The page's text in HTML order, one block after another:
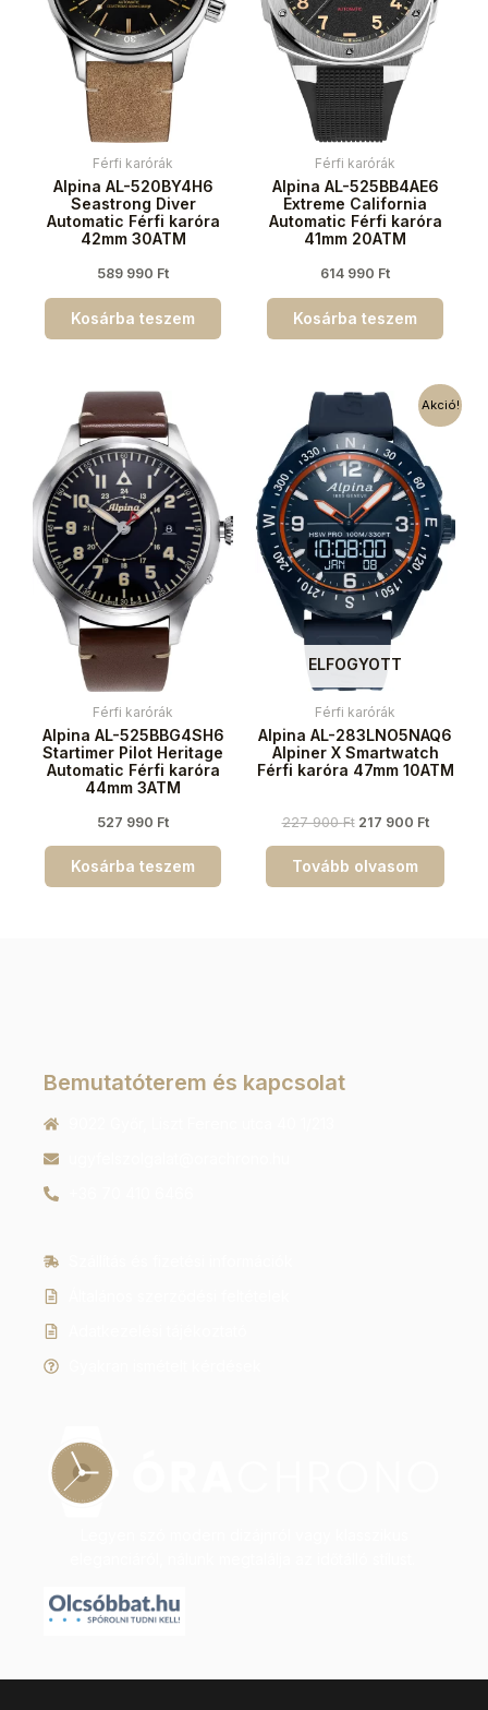
Férfi karórák
Alpina AL-520BY4H6
Seastrong Diver
Automatic Férfi karóra
42mm 30ATM
589 990 Ft
Kosárba teszem
Férfi karórák
Alpina AL-525BB4AE6
Extreme California
Automatic Férfi karóra
41mm 20ATM
614 990 Ft
Kosárba teszem
Férfi karórák
Alpina AL-525BBG4SH6
Startimer Pilot Heritage
Automatic Férfi karóra
44mm 3ATM
527 990 Ft
Kosárba teszem
Akció!
ELFOGYOTT
Férfi karórák
Alpina AL-283LNO5NAQ6
Alpiner X Smartwatch
Férfi karóra 47mm 10ATM
227 900Ft 217 900 Ft
Tovább olvasom
Bemutatóterem és kapcsolat